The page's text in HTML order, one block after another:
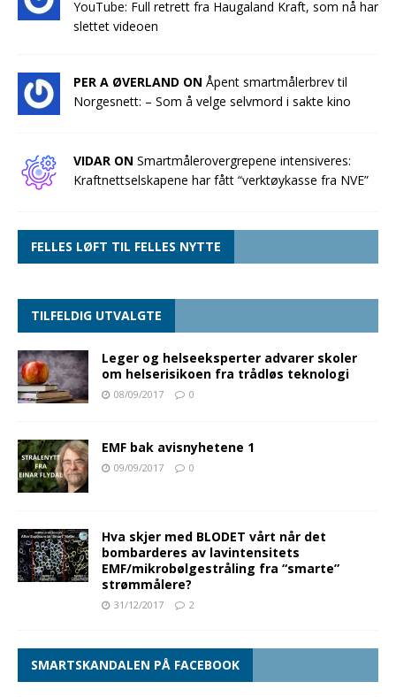
YouTube: Full retrett fra Haugaland Kraft, som nå har
slettet videoen
PER A ØVERLAND ON Åpent smartmålerbrev til
Norgesnett: – Som å velge selvmord i sakte kino
VIDAR ON Smartmålerovergrepene intensiveres:
Kraftnettselskapene har fått “verktøykasse fra NVE”
FELLES LØFT TIL FELLES NYTTE
TILFELDIG UTVALGTE
Leger og helseeksperter advarer skoler
om helserisikoen fra trådløs teknologi
08/09/2017 0
EMF bak avisnyhetene 1
09/09/2017 0
Hva skjer med BLODET vårt når det
bombarderes av lavintensitets
EMF/mikrobølgestråling fra “smarte”
strømmålere?
31/12/2017 2
SMARTSKANDALEN PÅ FACEBOOK